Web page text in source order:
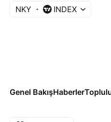
NKY INDEX
Genel BakışHaberler